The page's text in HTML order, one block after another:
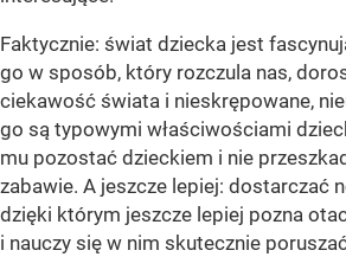
Faktycznie: świat dziecka jest
go w sposób, który rozczula nas,
ciekawość świata i nieskrępowane,
go są typowymi właściwościami
mu pozostać dzieckiem i nie
zabawie. A jeszcze lepiej: dostarczać
dzięki którym jeszcze lepiej pozna
i nauczy się w nim skutecznie